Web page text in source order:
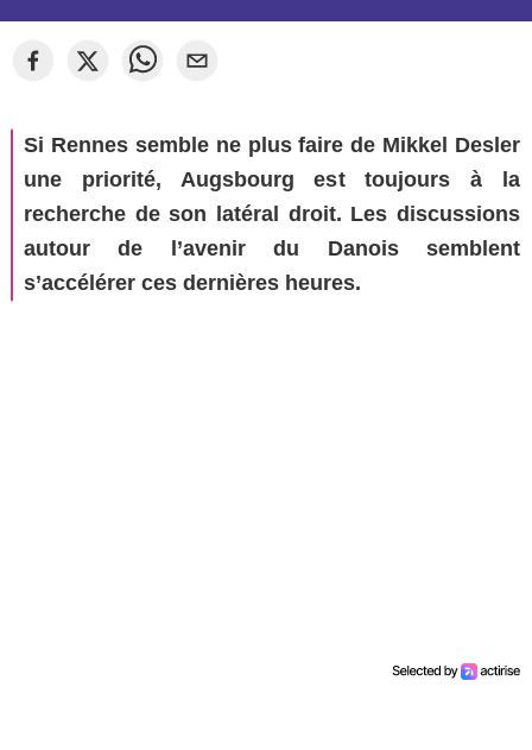
Si Rennes semble ne plus faire de Mikkel Desler
une priorité, Augsbourg est toujours à la
recherche de son latéral droit. Les discussions
autour de l’avenir du Danois semblent
s’accélérer ces dernières heures.